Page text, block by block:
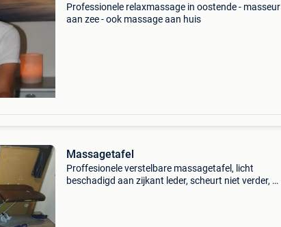
Professionele relaxmassage in oostende - masseur
aan zee - ook massage aan huis
Massagetafel
Proffesionele verstelbare massagetafel, licht
beschadigd aan zijkant leder, scheurt niet verder, de